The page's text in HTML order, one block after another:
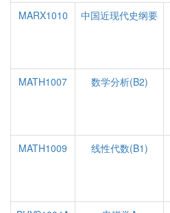
MARX1010 中国近现代史纲要
MATH1007
数学分析(B2)
MATH1009
线性代数(B1)